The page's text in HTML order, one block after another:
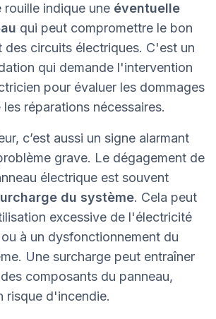
rouille indique une éventuelle
qui peut compromettre le bon
des circuits électriques. C'est un
qui demande l'intervention
pour évaluer les dommages
réparations nécessaires.
c’est aussi un signe alarmant
grave. Le dégagement de
électrique est souvent
du système. Cela peut
excessive de l'électricité
à un dysfonctionnement du
Une surcharge peut entraîner
composants du panneau,
risque d'incendie.